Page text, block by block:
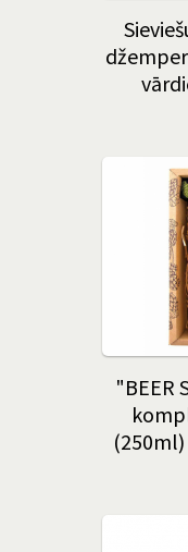
"BEER